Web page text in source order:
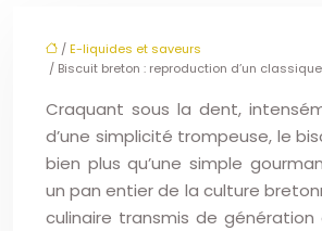
/ E-liquides et saveurs
/ Biscuit breton : reproduction d’un
Craquant sous la dent,
d’une simplicité trompeuse, le
bien plus qu’une simple
un pan entier de la culture
culinaire transmis de génération